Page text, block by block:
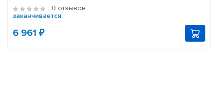
0 отзывов
заканчивается
6 961 ₽